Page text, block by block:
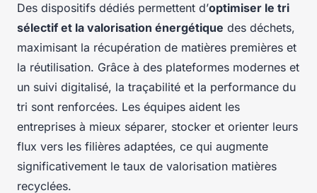
Des dispositifs dédiés permettent d’optimiser le tri
sélectif et la valorisation énergétique des déchets,
maximisant la récupération de matières premières et
la réutilisation. Grâce à des plateformes modernes et
un suivi digitalisé, la traçabilité et la performance du
tri sont renforcées. Les équipes aident les
entreprises à mieux séparer, stocker et orienter leurs
flux vers les filières adaptées, ce qui augmente
significativement le taux de valorisation matières
recyclées.